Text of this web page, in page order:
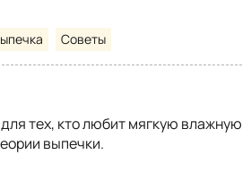
Советы
тех, кто любит мягкую влажную
выпечки.